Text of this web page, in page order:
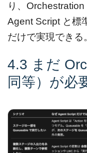
り、
Agent Script と標
だけで実現できる
4.3 まだ
同等）が必